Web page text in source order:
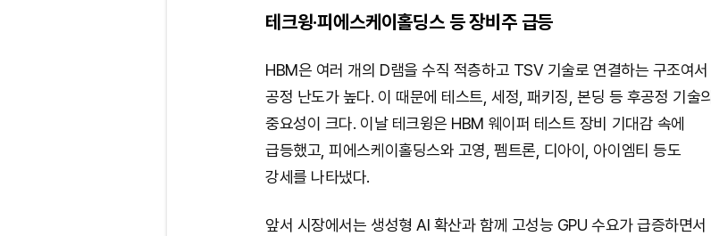
테크윙·피에스케이홀딩스 등 장비주 급등
HBM은 여러 개의 D램을 수직 적층하고 TSV 기술로 연결하는 구조여서
공정 난도가 높다. 이 때문에 테스트, 세정, 패키징, 본딩 등 후공정 기술의
중요성이 크다. 이날 테크윙은 HBM 웨이퍼 테스트 장비 기대감 속에
급등했고, 피에스케이홀딩스와 고영, 펨트론, 디아이, 아이엠티 등도
강세를 나타냈다.
앞서 시장에서는 생성형 AI 확산과 함께 고성능 GPU 수요가 급증하면서